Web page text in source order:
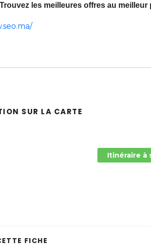
les meilleures offres au meilleur
SUR LA CARTE
Itinéraire à
FICHE